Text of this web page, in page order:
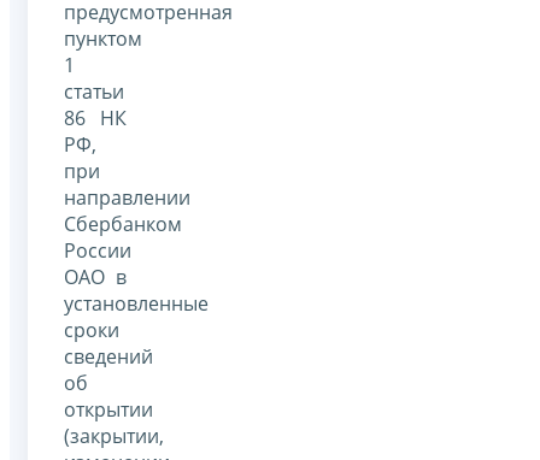
предусмотренная
пунктом
1
статьи
86 НК
РФ,
при
направлении
Сбербанком
России
ОАО в
установленные
сроки
сведений
об
открытии
(закрытии,